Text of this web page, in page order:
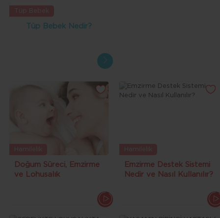
Tüp Bebek Nedir?
Doğum Süreci, Emzirme
ve Lohusalık
Emzirme Destek Sistemi
Nedir ve Nasıl Kullanılır?